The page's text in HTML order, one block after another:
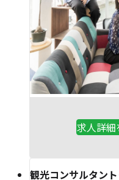
求人詳細
観光コンサルタン